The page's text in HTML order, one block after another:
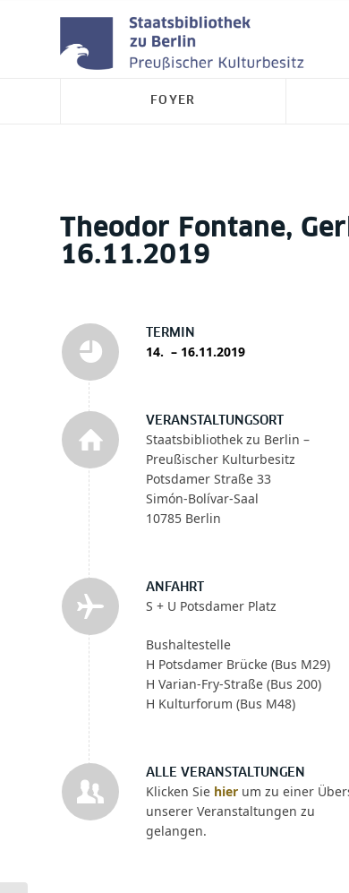
FOYER
Theodor Fontane,
16.11.2019
TERMIN
14. – 16.11.2019
VERANSTALTUNGSORT
Staatsbibliothek zu Berlin –
Preußischer Kulturbesitz
Potsdamer Straße 33
Simón-Bolívar-Saal
10785 Berlin
ANFAHRT
S + U Potsdamer Platz
Bushaltestelle
H Potsdamer Brücke (Bus M29)
H Varian-Fry-Straße (Bus 200)
H Kulturforum (Bus M48)
ALLE VERANSTALTUNGEN
Klicken Sie hier um zu einer
unserer Veranstaltungen zu
gelangen.